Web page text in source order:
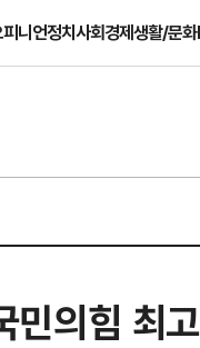
니언정치사회경제생활/문화
민의힘 최